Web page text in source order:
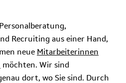
Recruiting aus einer Hand,
neue Mitarbeiterinnen
möchten. Wir sind
dort, wo Sie sind. Durch